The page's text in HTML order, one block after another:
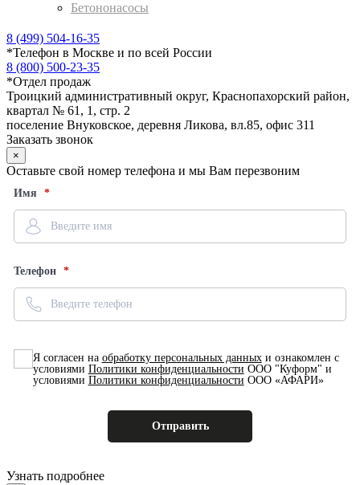
Бетононасосы
8 (499) 504-16-35
*Телефон в Москве и по всей России
8 (800) 500-23-35
*Отдел продаж
Троицкий административный округ, Краснопахорский район,
квартал № 61, 1, стр. 2
поселение Внуковское, деревня Ликова, вл.85, офис 311
Заказать звонок
×
Оставьте свой номер телефона и мы Вам перезвоним
Имя
Телефон
Я согласен на обработку персональных данныхи ознакомлен с
условиями Политики конфиденциальности ООО "Куформ" и
условиями Политики конфиденциальности ООО «АФАРИ»
Узнать подробнее